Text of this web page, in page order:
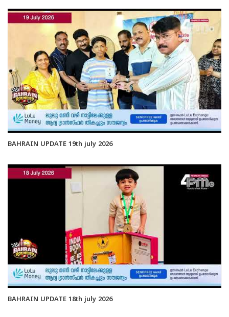
BAHRAIN UPDATE 19th july 2026
BAHRAIN UPDATE 18th july 2026